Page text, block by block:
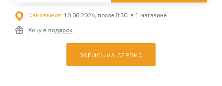
Самовывоз: 10.08.2026, после 8:30, в 1 магазине
Хочу в подарок
ЗАПИСЬ НА СЕРВИС